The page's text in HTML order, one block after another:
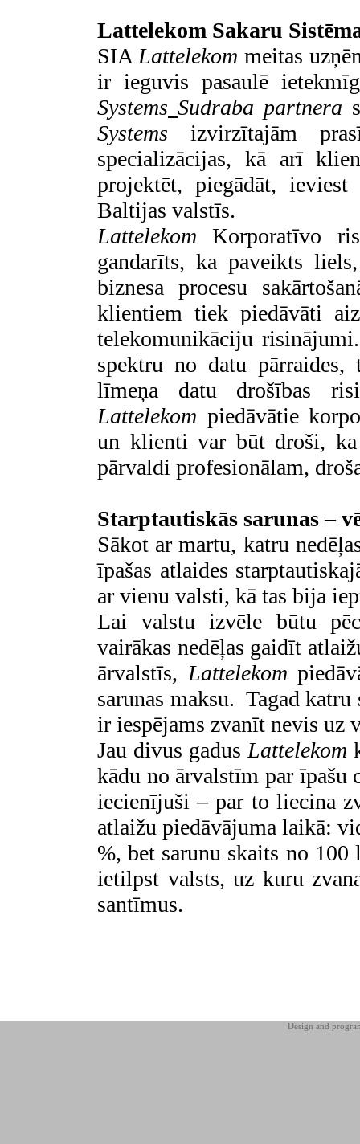
Lattelekom Sakaru
SIA Lattelekom meitas
ir ieguvis pasaulē
Systems Sudraba partnera
Systems izvirzītajām
specializācijas, kā arī
projektēt, piegādāt,
Baltijas valstīs.
LattelekomKorporatīvo
gandarīts, ka paveikts
biznesa procesu
klientiem tiek piedāvāti
telekomunikāciju
spektru no datu
līmeņa datu drošības
Lattelekom piedāvātie
un klienti var būt droši, ka
pārvaldi profesionālam,
Starptautiskās sarunas –
Sākot ar martu, katru
īpašas atlaides
ar vienu valsti, kā tas bija
Lai valstu izvēle būtu
vairākas nedēļas gaidīt
ārvalstīs, Lattelekom
sarunas maksu. Tagad
ir iespējams zvanīt nevis uz
Jau divus gadus Lattelekom
kādu no ārvalstīm par
iecienījuši – par to liecina
atlaižu piedāvājuma laikā:
%, bet sarunu skaits no
ietilpst valsts, uz kuru
santīmus.
Design and